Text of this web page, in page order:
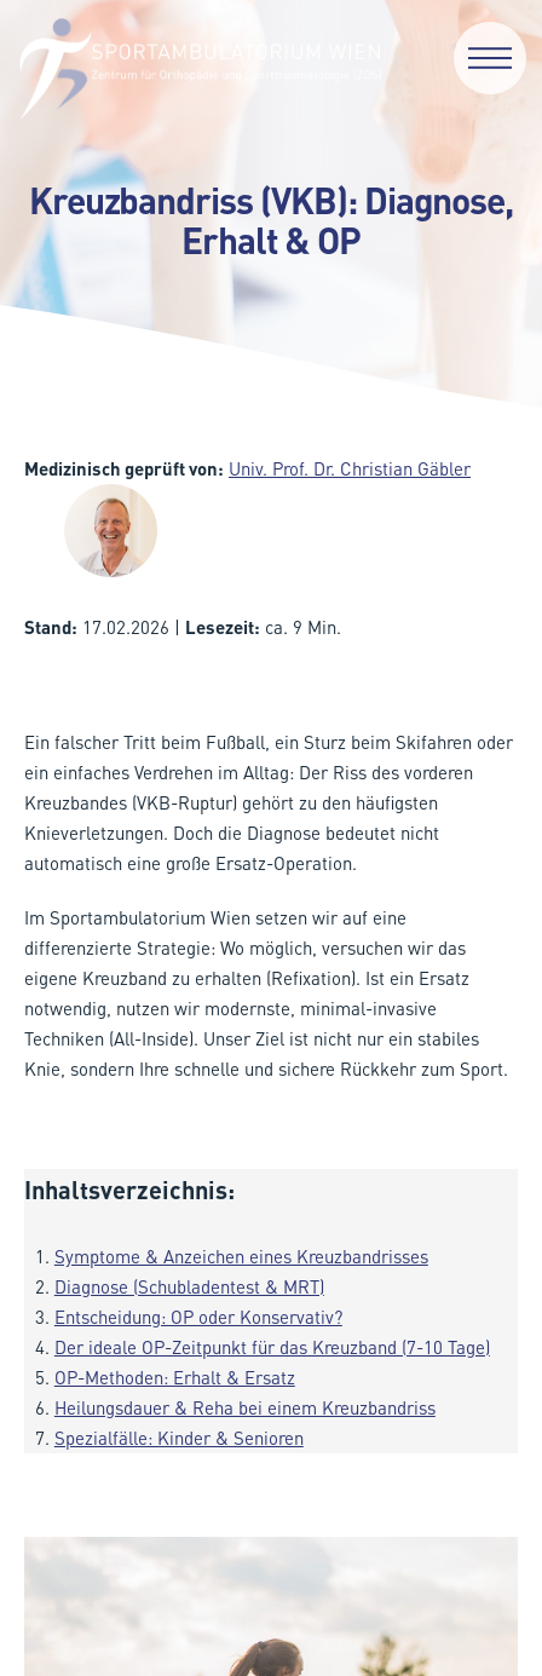
Kreuzbandriss (VKB): Diagnose,
Erhalt & OP
Medizinisch geprüft von: Univ. Prof. Dr. Christian Gäbler
Stand: 17.02.2026 | Lesezeit: ca. 9 Min.
Ein falscher Tritt beim Fußball, ein Sturz beim Skifahren oder
ein einfaches Verdrehen im Alltag: Der Riss des vorderen
Kreuzbandes (VKB-Ruptur) gehört zu den häufigsten
Knieverletzungen. Doch die Diagnose bedeutet nicht
automatisch eine große Ersatz-Operation.
Im Sportambulatorium Wien setzen wir auf eine
differenzierte Strategie: Wo möglich, versuchen wir das
eigene Kreuzband zu erhalten (Refixation). Ist ein Ersatz
notwendig, nutzen wir modernste, minimal-invasive
Techniken (All-Inside). Unser Ziel ist nicht nur ein stabiles
Knie, sondern Ihre schnelle und sichere Rückkehr zum Sport.
Inhaltsverzeichnis:
Symptome & Anzeichen eines Kreuzbandrisses
Diagnose (Schubladentest & MRT)
Entscheidung: OP oder Konservativ?
Der ideale OP-Zeitpunkt für das Kreuzband (7-10 Tage)
OP-Methoden: Erhalt & Ersatz
Heilungsdauer & Reha bei einem Kreuzbandriss
Spezialfälle: Kinder & Senioren